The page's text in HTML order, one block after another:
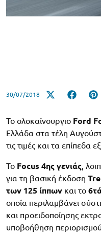
30/07/2018
Το ολοκαίνουργιο Ford
Ελλάδα στα τέλη
τις τιμές και τα επίπεδα
Το Focus 4ης γενιάς,
για τη βασική έκδοση
των 125 ίππων και το
οποία περιλαμβάνει
και προειδοποίησης
υποβοήθηση